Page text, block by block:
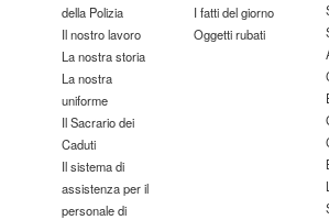
della Polizia
Il nostro lavoro
La nostra storia
La nostra
uniforme
Il Sacrario dei
Caduti
Il sistema di
assistenza per il
personale di
I fatti del giorno
Oggetti rubati